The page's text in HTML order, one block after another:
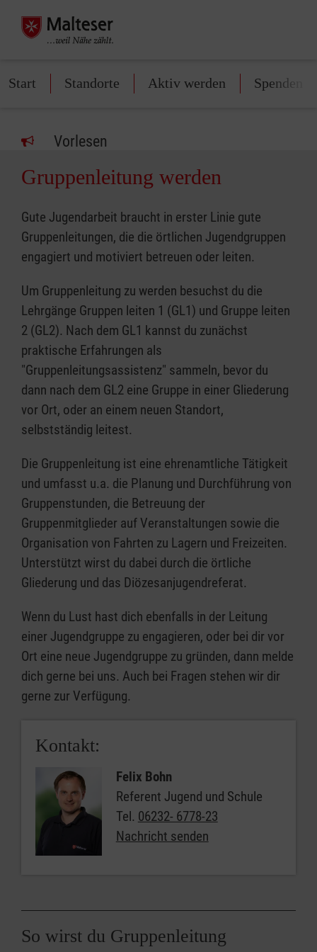
Start Standorte Aktiv werden Spenden
Vorlesen
Gruppenleitung werden
Gute Jugendarbeit braucht in erster Linie gute
Gruppenleitungen, die die örtlichen Jugendgruppen
engagiert und motiviert betreuen oder leiten.
Um Gruppenleitung zu werden besuchst du die
Lehrgänge Gruppen leiten 1 (GL1) und Gruppe leiten
2 (GL2). Nach dem GL1 kannst du zunächst
praktische Erfahrungen als
"Gruppenleitungsassistenz" sammeln, bevor du
dann nach dem GL2 eine Gruppe in einer Gliederung
vor Ort, oder an einem neuen Standort,
selbstständig leitest.
Die Gruppenleitung ist eine ehrenamtliche Tätigkeit
und umfasst u.a. die Planung und Durchführung von
Gruppenstunden, die Betreuung der
Gruppenmitglieder auf Veranstaltungen sowie die
Organisation von Fahrten zu Lagern und Freizeiten.
Unterstützt wirst du dabei durch die örtliche
Gliederung und das Diözesanjugendreferat.
Wenn du Lust hast dich ebenfalls in der Leitung
einer Jugendgruppe zu engagieren, oder bei dir vor
Ort eine neue Jugendgruppe zu gründen, dann melde
dich gerne bei uns. Auch bei Fragen stehen wir dir
gerne zur Verfügung.
Kontakt:
Felix Bohn
Referent Jugend und Schule
Tel. 06232- 6778-23
Nachricht senden
So wirst du Gruppenleitung